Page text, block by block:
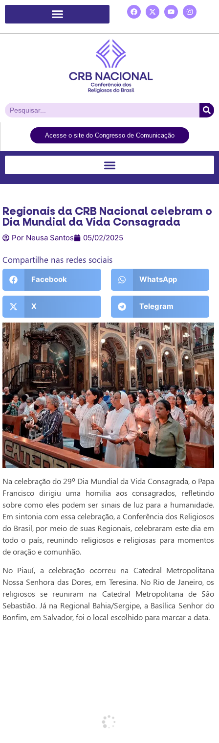
Acesse o site do Congresso de Comunicação
Regionais da CRB Nacional celebram o
Dia Mundial da Vida Consagrada
Por Neusa Santos 05/02/2025
Compartilhe nas redes sociais
Facebook WhatsApp
X Telegram
Na celebração do 29º Dia Mundial da Vida Consagrada, o Papa
Francisco dirigiu uma homilia aos consagrados, refletindo
sobre como eles podem ser sinais de luz para a humanidade.
Em sintonia com essa celebração, a Conferência dos Religiosos
do Brasil, por meio de suas Regionais, celebraram este dia em
todo o país, reunindo religiosos e religiosas para momentos
de oração e comunhão.
No Piauí, a celebração ocorreu na Catedral Metropolitana
Nossa Senhora das Dores, em Teresina. No Rio de Janeiro, os
religiosos se reuniram na Catedral Metropolitana de São
Sebastião. Já na Regional Bahia/Sergipe, a Basílica Senhor do
Bonfim, em Salvador, foi o local escolhido para marcar a data.